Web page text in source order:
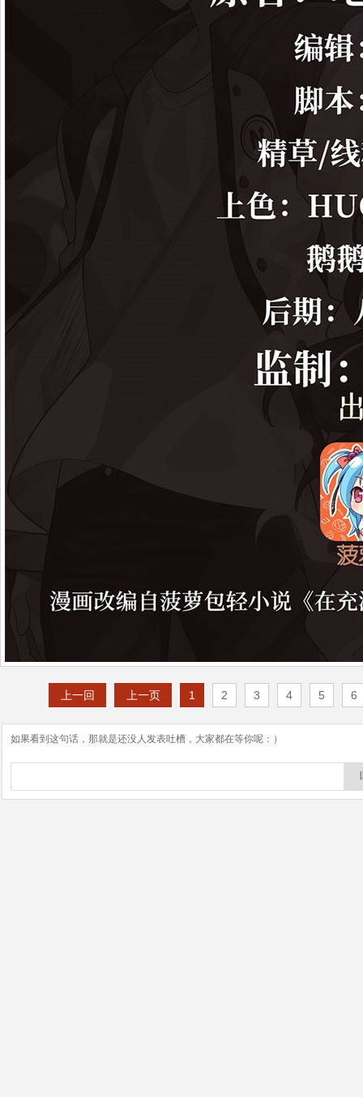
上一回 上一页 1 2 3 4 5 6
如果看到这句话，那就是还没人发表吐槽，大家都在等你呢：）